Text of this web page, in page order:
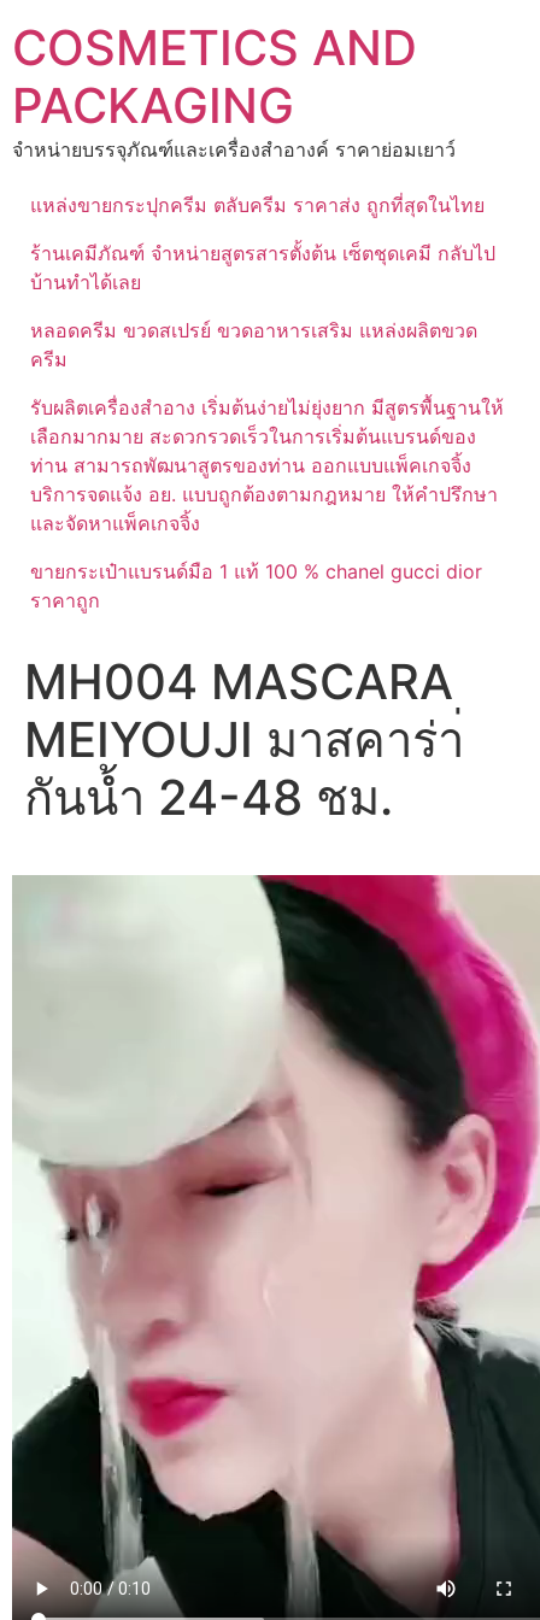
to
content
COSMETICS AND
PACKAGING
จำหน่ายบรรจุภัณฑ์และเครื่องสำอางค์ ราคาย่อมเยาว์
แหล่งขายกระปุกครีม ตลับครีม ราคาส่ง ถูกที่สุดในไทย
ร้านเคมีภัณฑ์ จำหน่ายสูตรสารตั้งต้น เซ็ตชุดเคมี กลับไป
บ้านทำได้เลย
หลอดครีม ขวดสเปรย์ ขวดอาหารเสริม แหล่งผลิตขวด
ครีม
รับผลิตเครื่องสำอาง เริ่มต้นง่ายไม่ยุ่งยาก มีสูตรพื้นฐานให้
เลือกมากมาย สะดวกรวดเร็วในการเริ่มต้นแบรนด์ของ
ท่าน สามารถพัฒนาสูตรของท่าน ออกแบบแพ็คเกจจิ้ง
บริการจดแจ้ง อย. แบบถูกต้องตามกฎหมาย ให้คำปรึกษา
และจัดหาแพ็คเกจจิ้ง
ขายกระเป๋าแบรนด์มือ 1 แท้ 100 % chanel gucci dior
ราคาถูก
MH004 MASCARA
MEIYOUJI มาสคาร่า่
กันน้ำ 24-48 ชม.